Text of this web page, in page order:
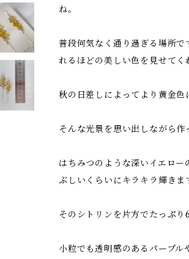
ね。
普段何気なく通り過ぎる場所
れるほどの美しい色を見せてく
秋の日差しによってより黄金色
そんな光景を思い出しながら作
はちみつのような深いイエロ
ぶしいくらいにキラキラ輝きま
そのシトリンを片方でたっぷり
小粒でも透明感のあるパープル